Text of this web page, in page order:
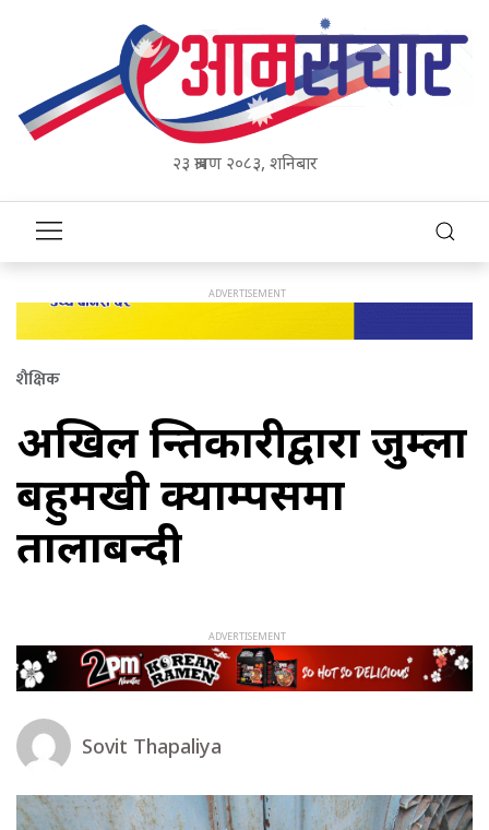
२३ श्रावण २०८३, शनिबार
शैक्षिक
अखिल क्रन्तिकारीद्वारा जुम्ला
बहुमखी क्याम्पसमा
तालाबन्दी
Sovit Thapaliya